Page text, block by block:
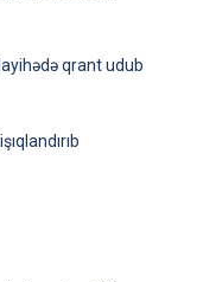
qrant udub